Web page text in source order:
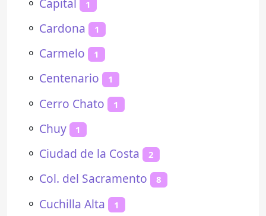
1
⚬ Cardona 1
⚬ Carmelo 1
⚬ Centenario 1
⚬ Cerro Chato 1
⚬ Chuy 1
⚬ Ciudad de la Costa 2
⚬ Col. del Sacramento 8
⚬ Cuchilla Alta 1